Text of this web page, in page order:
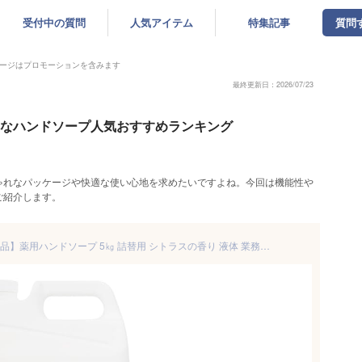
受付中の質問 人気アイテム 特集記事 質問
ジはプロモーションを含みます
最終更新日：2026/07/23
ハンドソープ人気おすすめランキング
なパッケージや快適な使い心地を求めたいですよね。今回は機能性や
介します。